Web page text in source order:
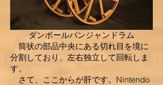
ダンボールパンジャンドラム
筒状の部品中央にある切れ目を境に
分割しており、左右独立して回転しま
す。​
さて、ここからが肝です。Nintendo